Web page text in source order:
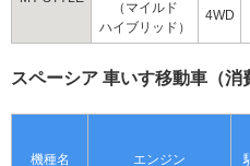
（マイルド
ハイブリッド）
4WD
スペーシア 車いす移動車（消
機種名 エンジン